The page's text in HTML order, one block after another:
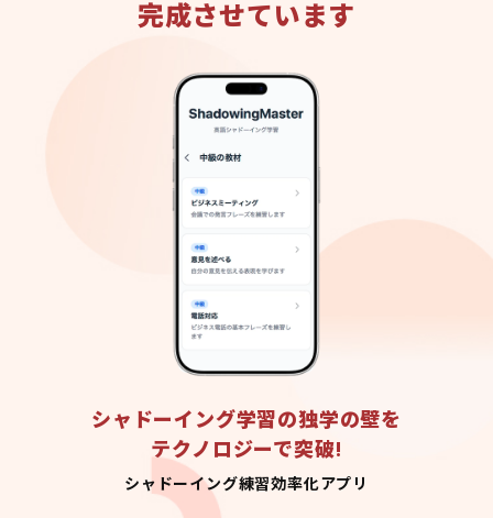
完成させています
シャドーイング学習の独学の壁を
テクノロジーで突破!
シャドーイング練習効率化アプリ